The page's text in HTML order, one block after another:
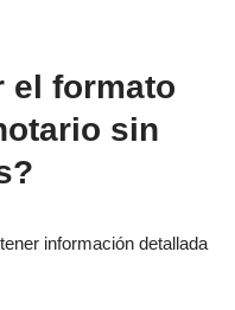
el formato
sin
información detallada